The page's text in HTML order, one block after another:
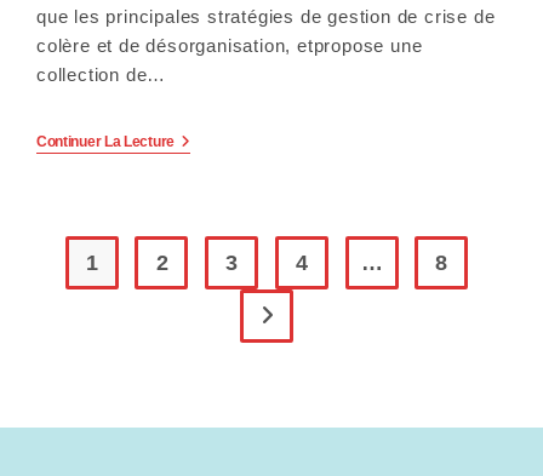
De
Handicap
que les principales stratégies de gestion de crise de
colère et de désorganisation, etpropose une
collection de…
Continuer La Lecture«
Colère
Personne
Des
1 2 3 4 … 8
Aller à la page suivante